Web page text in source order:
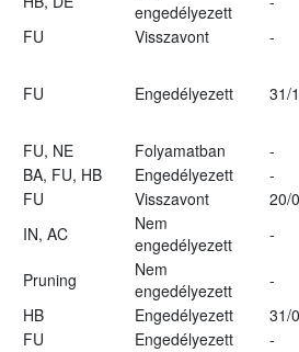
engedélyezett
FU Visszavont
-
FU Engedélyezett 31/
FU, NE Folyamatban
-
BA, FU, HB Engedélyezett
-
FU Visszavont
20/
IN, AC
Nem
engedélyezett
-
Pruning
Nem
engedélyezett
-
HB Engedélyezett
31/
FU Engedélyezett
-